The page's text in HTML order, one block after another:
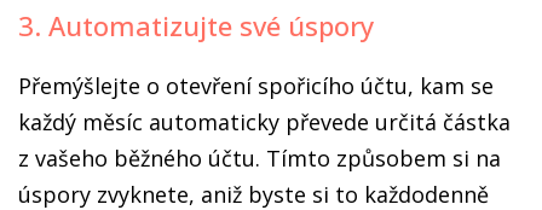
3. Automatizujte své úspory
Přemýšlejte o otevření spořicího účtu, kam se
každý měsíc automaticky převede určitá částka
z vašeho běžného účtu. Tímto způsobem si na
úspory zvyknete, aniž byste si to každodenně